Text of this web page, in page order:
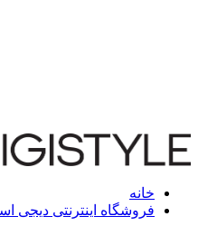
خانه
فروشگاه اینترنتی دیجی